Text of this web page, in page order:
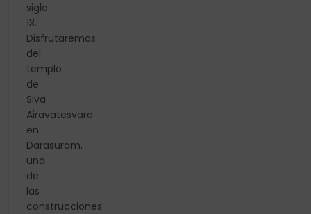
siglo
13.
Disfrutaremos
del
templo
de
Siva
Airavatesvara
en
Darasuram,
una
de
las
construcciones